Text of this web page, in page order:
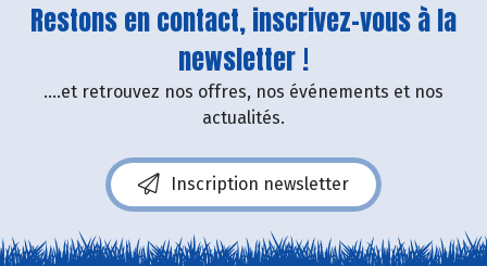
Restons en contact, inscrivez-vous à la
newsletter !
....et retrouvez nos offres, nos événements et nos
actualités.
Inscription newsletter